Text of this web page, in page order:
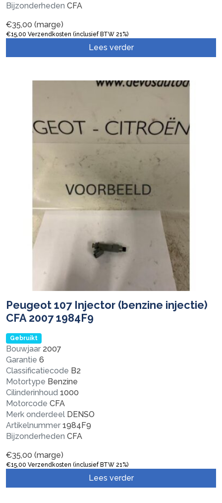
Bijzonderheden CFA
€35,00 (marge)
€15,00 Verzendkosten (inclusief BTW 21%)
Lees verder
Peugeot 107 Injector (benzine injectie)
CFA 2007 1984F9
Gebruikt
Bouwjaar 2007
Garantie 6
Classificatiecode B2
Motortype Benzine
Cilinderinhoud 1000
Motorcode CFA
Merk onderdeel DENSO
Artikelnummer 1984F9
Bijzonderheden CFA
€35,00 (marge)
€15,00 Verzendkosten (inclusief BTW 21%)
Lees verder